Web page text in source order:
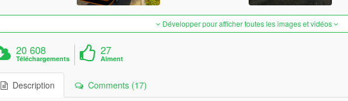
Développer pour afficher toutes les images et vidéos
20 608
Téléchargements
27
Aiment
Description Comments (17)